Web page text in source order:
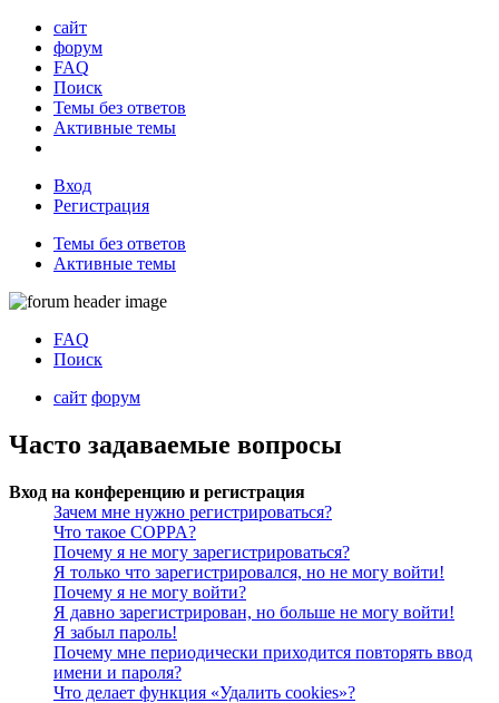
сайт
форум
FAQ
Поиск
Темы без ответов
Активные темы
Вход
Регистрация
Темы без ответов
Активные темы
FAQ
Поиск
сайт форум
Часто задаваемые вопросы
Вход на конференцию и регистрация
Зачем мне нужно регистрироваться?
Что такое COPPA?
Почему я не могу зарегистрироваться?
Я только что зарегистрировался, но не могу войти!
Почему я не могу войти?
Я давно зарегистрирован, но больше не могу войти!
Я забыл пароль!
Почему мне периодически приходится повторять ввод
имени и пароля?
Что делает функция «Удалить cookies»?